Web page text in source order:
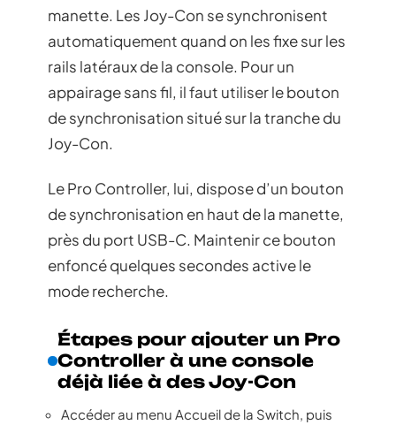
manette. Les Joy-Con se synchronisent
automatiquement quand on les fixe sur les
rails latéraux de la console. Pour un
appairage sans fil, il faut utiliser le bouton
de synchronisation situé sur la tranche du
Joy-Con.
Le Pro Controller, lui, dispose d’un bouton
de synchronisation en haut de la manette,
près du port USB-C. Maintenir ce bouton
enfoncé quelques secondes active le
mode recherche.
Étapes pour ajouter un Pro
Controller à une console
déjà liée à des Joy-Con
Accéder au menu Accueil de la Switch, puis